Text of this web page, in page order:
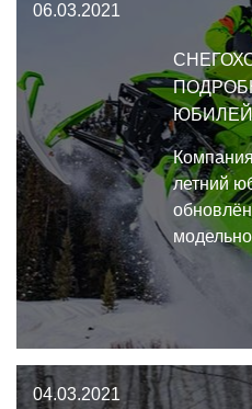
06.03.2021
летний
04.03.2021